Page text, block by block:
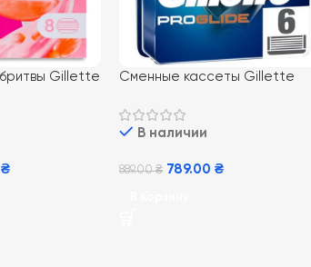
Gillette
₴
Сменные кассеты Gillette
В наличии
889.00₴ 789.00₴